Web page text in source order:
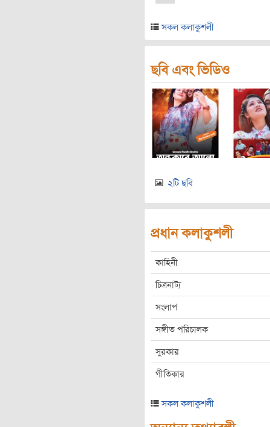
সকল কলাকুশলী
ছবি এবং ভিডিও
২টি ছবি
প্রধান কলাকুশলী
কাহিনী
চিত্রনাট্য
সংলাপ
সঙ্গীত পরিচালক
সুরকার
গীতিকার
সকল কলাকুশলী